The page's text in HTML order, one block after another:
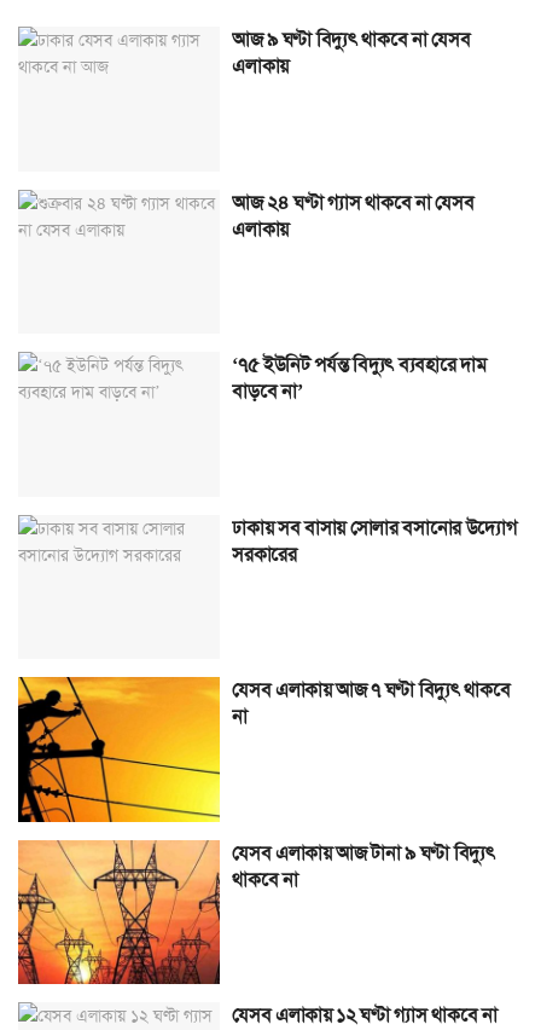
আজ ৯ ঘণ্টা বিদ্যুৎ থাকবে না যেসব
এলাকায়
আজ ২৪ ঘণ্টা গ্যাস থাকবে না যেসব
এলাকায়
‘৭৫ ইউনিট পর্যন্ত বিদ্যুৎ ব্যবহারে দাম
বাড়বে না’
ঢাকায় সব বাসায় সোলার বসানোর উদ্যোগ
সরকারের
যেসব এলাকায় আজ ৭ ঘণ্টা বিদ্যুৎ থাকবে
না
যেসব এলাকায় আজ টানা ৯ ঘণ্টা বিদ্যুৎ
থাকবে না
যেসব এলাকায় ১২ ঘণ্টা গ্যাস থাকবে না